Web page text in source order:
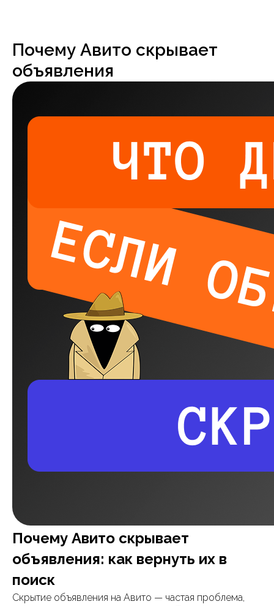
Почему Авито скрывает
объявления
Почему Авито скрывает
объявления: как вернуть их в
поиск
Скрытие объявления на Авито — частая проблема,